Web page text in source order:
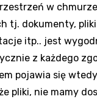
w
tj. dokumenty,
itp.. jest
z każdego
pojawia się
pliki, nie mamy